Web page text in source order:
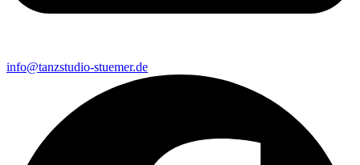
info@tanzstudio-stuemer.de